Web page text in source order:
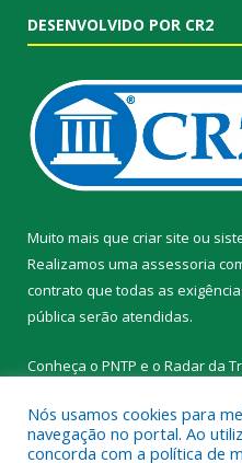
DESENVOLVIDO POR CR2
Muito mais que criar site ou
Realizamos uma assessoria
contrato que todas as
pública serão atendidas.
Conheça o PNTP e o Radar da
Nós usamos cookies para
navegação no portal. Ao
concorda com a política de